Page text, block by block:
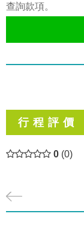
查詢款項。
行 程 評 價
0 (0)